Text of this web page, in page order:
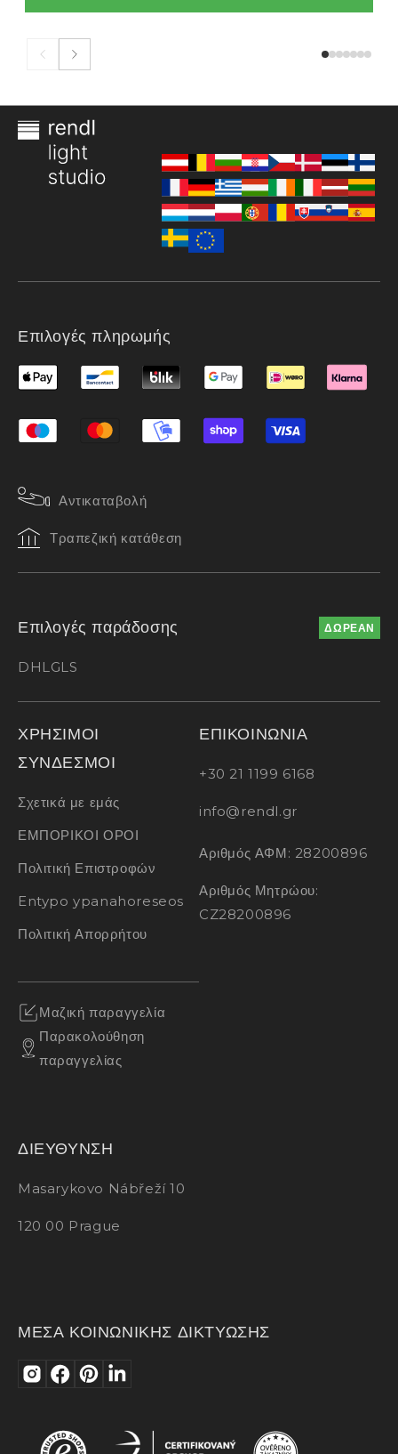
Επιλογές πληρωμής
Αντικαταβολή
Τραπεζική κατάθεση
Επιλογές παράδοσης ΔΩΡΕΑΝ
DHLGLS
ΧΡΗΣΙΜΟΙ
ΣΥΝΔΕΣΜΟΙ
Σχετικά με εμάς
ΕΜΠΟΡΙΚΟΙ ΟΡΟΙ
Πολιτική Επιστροφών
Entypo ypanahoreseos
Πολιτική Απορρήτου
Μαζική παραγγελία
Παρακολούθηση
παραγγελίας
ΕΠΙΚΟΙΝΩΝΙΑ
+30 21 1199 6168
info@rendl.gr
Αριθμός ΑΦΜ: 28200896
Αριθμός Μητρώου:
CZ28200896
ΔΙΕΥΘΥΝΣΗ
Masarykovo Nábřeží 10
120 00 Prague
ΜΕΣΑ ΚΟΙΝΩΝΙΚΗΣ ΔΙΚΤΥΩΣΗΣ